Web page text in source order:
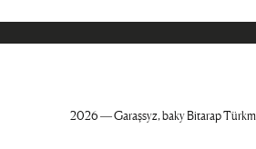
2026 — Garaşsyz, baky Bitarap